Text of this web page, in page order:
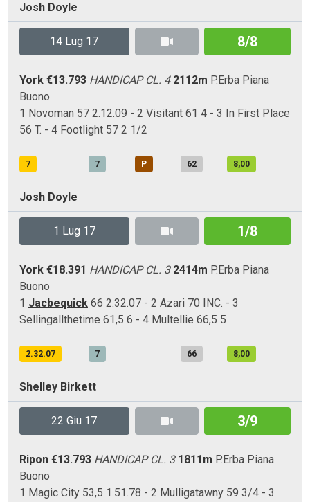
Josh Doyle
14 Lug 17 8/8
York €13.793 HANDICAP CL. 4 2112m P.Erba Piana
Buono
1 Novoman 57 2.12.09 - 2 Visitant 61 4 - 3 In First Place
56 T. - 4 Footlight 57 2 1/2
7 7 P 62 8,00
Josh Doyle
1 Lug 17 1/8
York €18.391 HANDICAP CL. 3 2414m P.Erba Piana
Buono
1 Jacbequick 66 2.32.07 - 2 Azari 70 INC. - 3
Sellingallthetime 61,5 6 - 4 Multellie 66,5 5
2.32.07 7 66 8,00
Shelley Birkett
22 Giu 17 3/9
Ripon €13.793 HANDICAP CL. 3 1811m P.Erba Piana
Buono
1 Magic City 53,5 1.51.78 - 2 Mulligatawny 59 3/4 - 3